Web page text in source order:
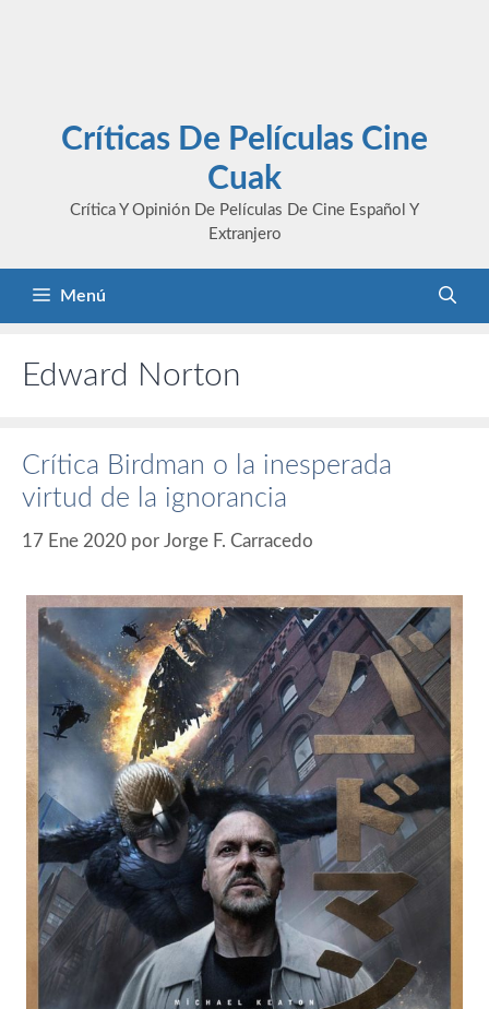
Críticas De Películas Cine
Cuak
Crítica Y Opinión De Películas De Cine Español Y
Extranjero
Menú
Edward Norton
Crítica Birdman o la inesperada
virtud de la ignorancia
17 Ene 2020 por Jorge F. Carracedo